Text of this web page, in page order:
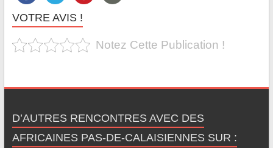
VOTRE AVIS !
Notez Cette Publication !
D’AUTRES RENCONTRES AVEC DES
AFRICAINES PAS-DE-CALAISIENNES SUR :